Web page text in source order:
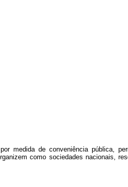
medida de conveniência pública,
como sociedades nacionais,